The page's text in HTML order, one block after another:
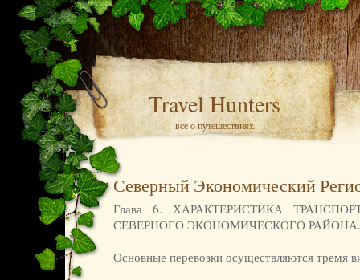
Travel Hunters
все о путешествиях
Северный Экономический
Глава 6. ХАРАКТЕРИСТИКА
СЕВЕРНОГО ЭКОНОМИЧЕСКОГО РАЙОНА.
Основные перевозки осуществляются тремя